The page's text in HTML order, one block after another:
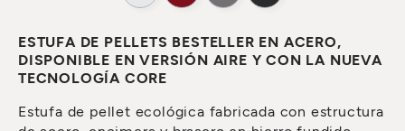
ESTUFA DE PELLETS BESTELLER EN ACERO,
DISPONIBLE EN VERSIÓN AIRE Y CON LA NUEVA
TECNOLOGÍA CORE
Estufa de pellet ecológica fabricada con estructura